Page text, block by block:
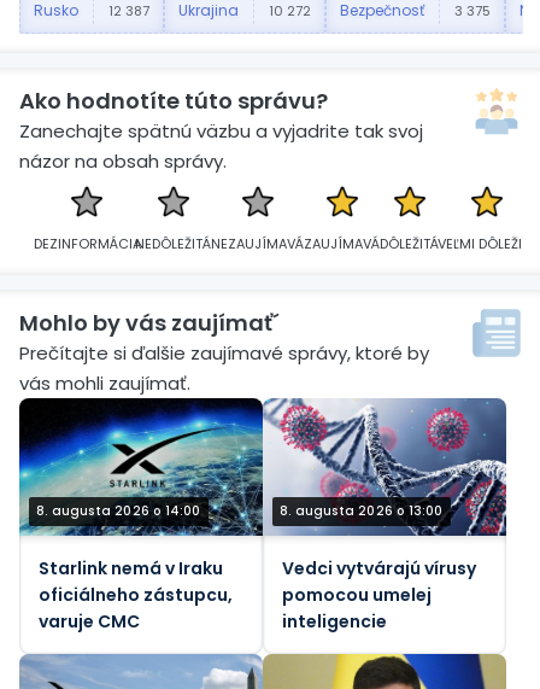
Rusko 12 387 Ukrajina 10 272 Bezpečnosť 3 375
Ako hodnotíte túto správu?
Zanechajte spätnú väzbu a vyjadrite tak svoj
názor na obsah správy.
DEZINFORMÁCIANEDÔLEŽITÁNEZAUJÍMAVÁZAUJÍMAVÁDÔLEŽITÁVEĽMI DÔLEŽITÁ
Mohlo by vás zaujímať´
Prečítajte si ďalšie zaujímavé správy, ktoré by
vás mohli zaujímať.
8. augusta 2026 o 14:00
Starlink nemá v Iraku
oficiálneho zástupcu,
varuje CMC
8. augusta 2026 o 13:00
Vedci vytvárajú vírusy
pomocou umelej
inteligencie